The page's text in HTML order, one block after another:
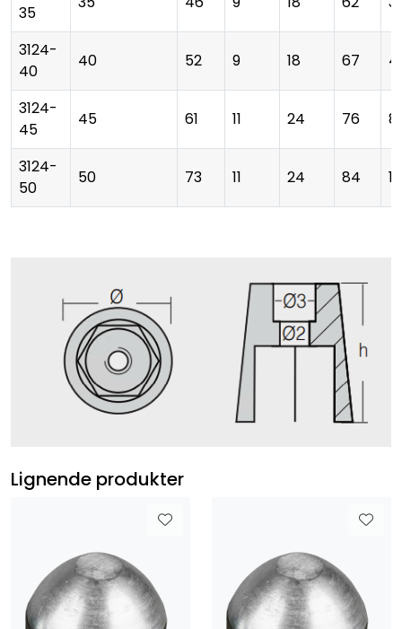
35
3124-
40
40 52 9 18 67
3124-
45
45 61 11 24 76
3124-
50
50 73 11 24 84
Lignende produkter